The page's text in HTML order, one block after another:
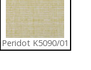
Peridot K5090/01